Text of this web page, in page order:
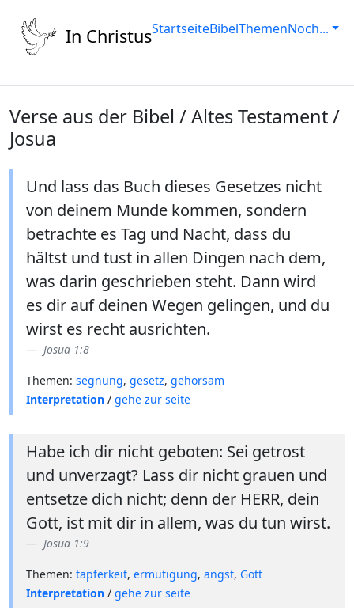
In ChristusStartseiteBibelThemenNoch...
Verse aus der Bibel / Altes Testament /
Josua
Und lass das Buch dieses Gesetzes nicht
von deinem Munde kommen, sondern
betrachte es Tag und Nacht, dass du
hältst und tust in allen Dingen nach dem,
was darin geschrieben steht. Dann wird
es dir auf deinen Wegen gelingen, und du
wirst es recht ausrichten.
Josua 1:8
Themen: segnung, gesetz, gehorsam
Interpretation / gehe zur seite
Habe ich dir nicht geboten: Sei getrost
und unverzagt? Lass dir nicht grauen und
entsetze dich nicht; denn der HERR, dein
Gott, ist mit dir in allem, was du tun wirst.
Josua 1:9
Themen: tapferkeit, ermutigung, angst, Gott
Interpretation / gehe zur seite